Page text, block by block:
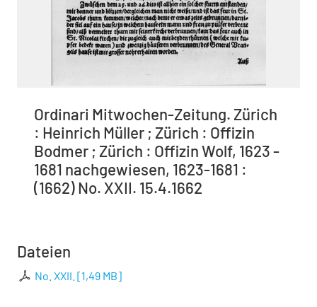
Ordinari Mitwochen-Zeitung. Zürich
: Heinrich Müller ; Zürich : Offizin
Bodmer ; Zürich : Offizin Wolf, 1623 -
1681 nachgewiesen, 1623-1681 :
(1662) No. XXII. 15.4.1662
Dateien
No. XXII. [1,49 MB]